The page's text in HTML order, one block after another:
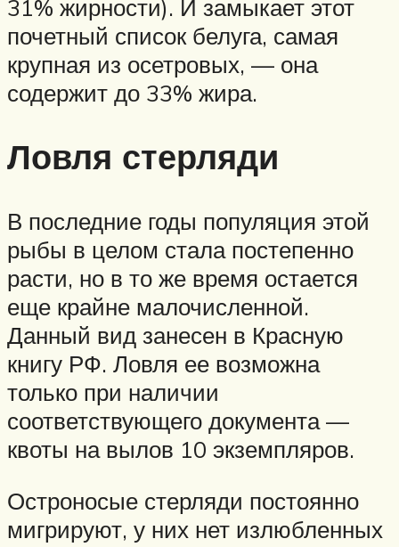
31% жирности). И замыкает этот
почетный список белуга, самая
крупная из осетровых, — она
содержит до 33% жира.
Ловля стерляди
В последние годы популяция этой
рыбы в целом стала постепенно
расти, но в то же время остается
еще крайне малочисленной.
Данный вид занесен в Красную
книгу РФ. Ловля ее возможна
только при наличии
соответствующего документа —
квоты на вылов 10 экземпляров.
Остроносые стерляди постоянно
мигрируют, у них нет излюбленных